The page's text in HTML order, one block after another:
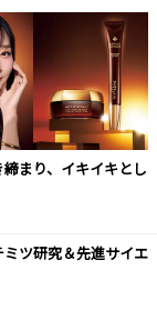
まり、イキイキとし
ミツ研究＆先進サイエ